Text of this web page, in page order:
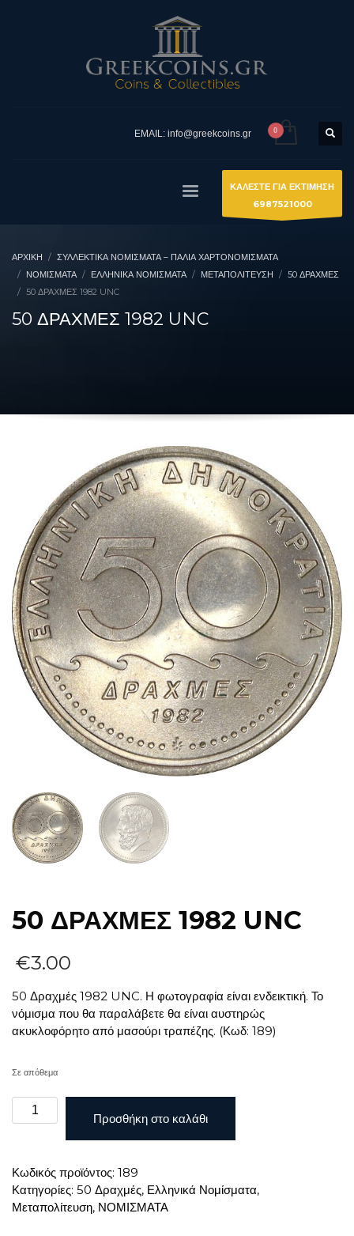
EMAIL: info@greekcoins.gr
ΚΑΛΕΣΤΕ ΓΙΑ ΕΚΤΙΜΗΣΗ
6987521000
ΑΡΧΙΚΉ
ΣΥΛΛΕΚΤΙΚΆ ΝΟΜΊΣΜΑΤΑ – ΠΑΛΙΆ ΧΑΡΤΟΝΟΜΊΣΜΑΤΑ
ΝΟΜΙΣΜΑΤΑ
ΕΛΛΗΝΙΚΆ ΝΟΜΊΣΜΑΤΑ ΜΕΤΑΠΟΛΊΤΕΥΣΗ
50 ΔΡΑΧΜΈΣ
50 ΔΡΑΧΜΕΣ 1982 UNC
50 ΔΡΑΧΜΕΣ 1982 UNC
50 ΔΡΑΧΜΕΣ 1982 UNC
€3.00
50 Δραχμές 1982 UNC. Η φωτογραφία είναι ενδεικτική. Το
νόμισμα που θα παραλάβετε θα είναι αυστηρώς
ακυκλοφόρητο από μασούρι τραπέζης. (Κωδ: 189)
Σε απόθεμα
ΔΡΑΧΜΕΣ
ποσότητα
Προσθήκη στο καλάθι
Κωδικός προϊόντος: 189
Κατηγορίες: 50 Δραχμές, Ελληνικά Νομίσματα,
Μεταπολίτευση, ΝΟΜΙΣΜΑΤΑ